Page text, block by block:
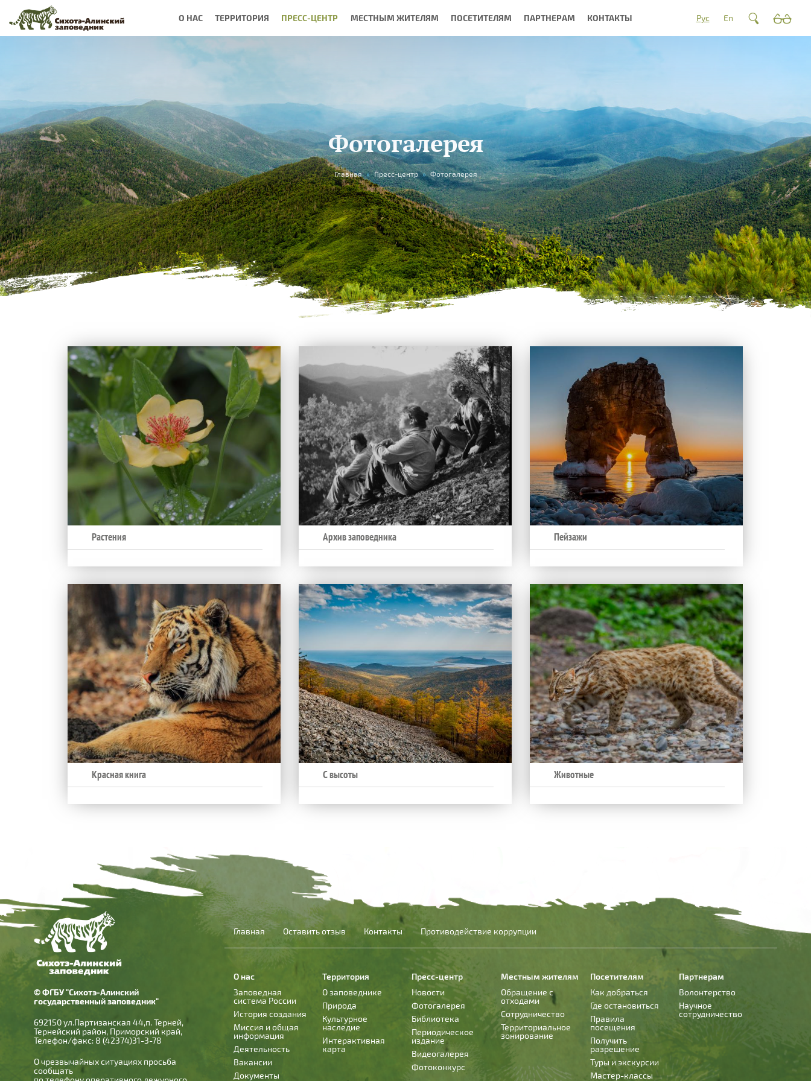
О НАС ТЕРРИТОРИЯ ПРЕСС-ЦЕНТР МЕСТНЫМ ЖИТЕЛЯМ ПОСЕТИТЕЛЯМ ПАРТНЕРАМ КОНТАКТЫ Рус En
Фотогалерея
Вы
здесь
Главная » Пресс-центр » Фотогалерея
Растения Архив заповедника Пейзажи
Красная книга С высоты Животные
© ФГБУ "Сихотэ-Алинский
государственный заповедник"
692150 ул.Партизанская 44,п. Терней,
Тернейский район, Приморский край,
Телефон/факс: 8 (42374)31-3-78
О чрезвычайных ситуациях просьба
сообщать
Главная Оставить отзыв Контакты Противодействие коррупции
О нас
Заповедная
система России
История создания
Миссия и общая
информация
Деятельность
Вакансии
Документы
Территория
О заповеднике
Природа
Культурное
наследие
Интерактивная
карта
Пресс-центр
Новости
Фотогалерея
Библиотека
Периодическое
издание
Видеогалерея
Фотоконкурс
Местным жителям
Обращение с
отходами
Сотрудничество
Территориальное
зонирование
Посетителям
Как добраться
Где остановиться
Правила
посещения
Получить
разрешение
Туры и экскурсии
Мастер-классы
Партнерам
Волонтерство
Научное
сотрудничество